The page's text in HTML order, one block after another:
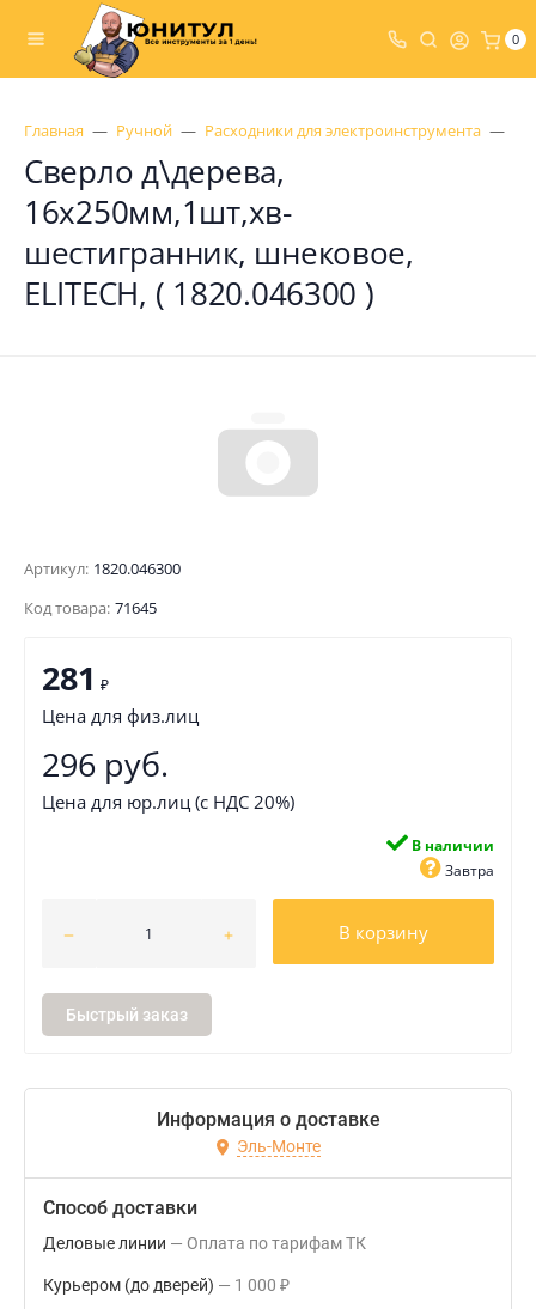
0
Главная Ручной Расходники для электроинструмента
Сверло д\дерева,
16x250мм,1шт,хв-
шестигранник, шнековое,
ELITECH, ( 1820.046300 )
Артикул: 1820.046300
Код товара: 71645
281 ₽
Цена для физ.лиц
296 руб.
Цена для юр.лиц (с НДС 20%)
В наличии
Завтра
В корзину
Быстрый заказ
Информация о доставке
Эль-Монте
Способ доставки
Деловые линии Оплата по тарифам ТК
Курьером (до дверей) 1 000 ₽